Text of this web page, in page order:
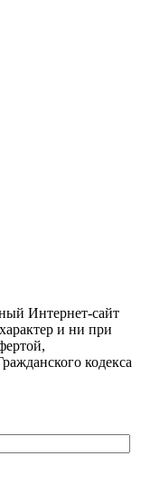
Интернет-сайт
и ни при
кодекса